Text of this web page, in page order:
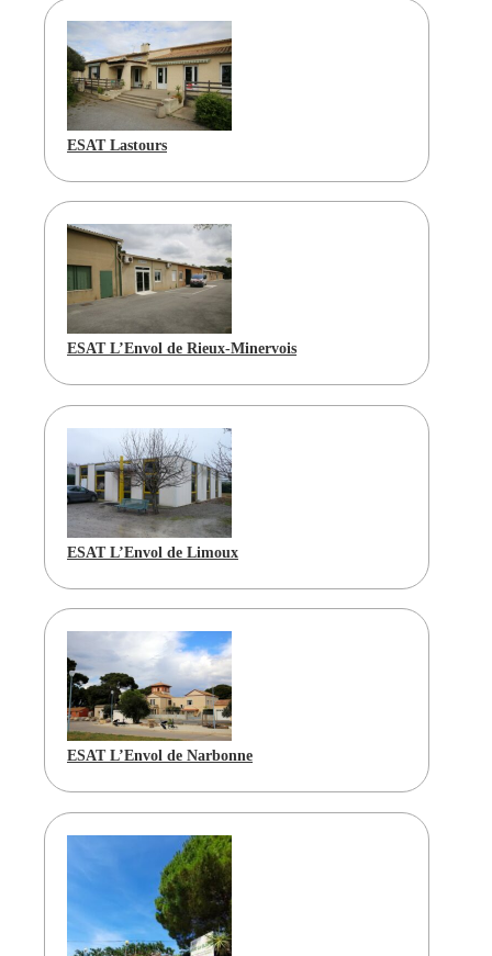
ESAT Lastours
ESAT L’Envol de Rieux-Minervois
ESAT L’Envol de Limoux
ESAT L’Envol de Narbonne